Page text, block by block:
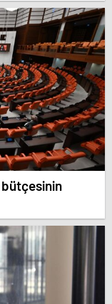
bütçesinin